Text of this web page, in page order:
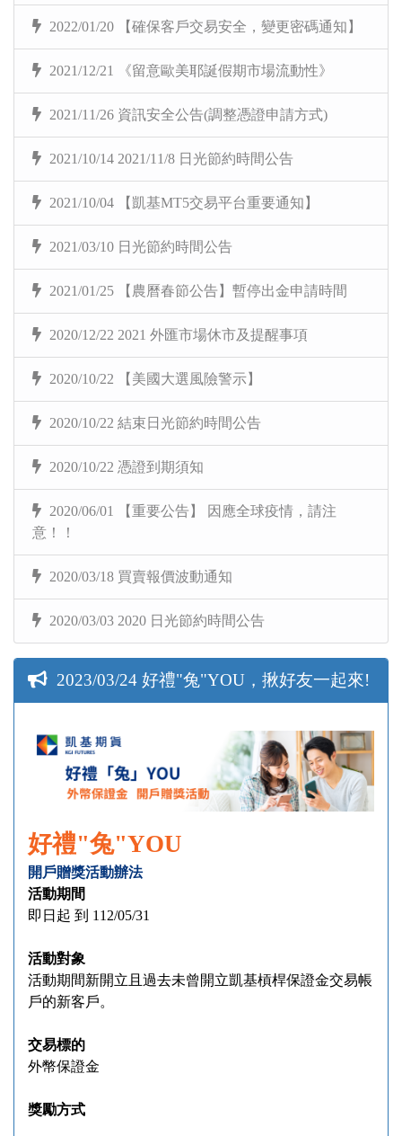
2022/01/20 【確保客戶交易安全，變更密碼通知】
2021/12/21 《留意歐美耶誕假期市場流動性》
2021/11/26 資訊安全公告(調整憑證申請方式)
2021/10/14 2021/11/8 日光節約時間公告
2021/10/04 【凱基MT5交易平台重要通知】
2021/03/10 日光節約時間公告
2021/01/25 【農曆春節公告】暫停出金申請時間
2020/12/22 2021 外匯市場休市及提醒事項
2020/10/22 【美國大選風險警示】
2020/10/22 結束日光節約時間公告
2020/10/22 憑證到期須知
2020/06/01 【重要公告】 因應全球疫情，請注
意！！
2020/03/18 買賣報價波動通知
2020/03/03 2020 日光節約時間公告
2023/03/24 好禮"兔"YOU，揪好友一起來!
好禮"兔"YOU
開戶贈獎活動辦法
活動期間
即日起 到 112/05/31
活動對象
活動期間新開立且過去未曾開立凱基槓桿保證金交易帳
戶的新客戶。
交易標的
外幣保證金
獎勵方式